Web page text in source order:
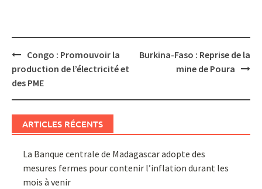
Post
navigation
Congo : Promouvoir la
production de l’électricité et
des PME
Burkina-Faso : Reprise de la
mine de Poura
ARTICLES RÉCENTS
La Banque centrale de Madagascar adopte des
mesures fermes pour contenir l’inflation durant les
mois à venir